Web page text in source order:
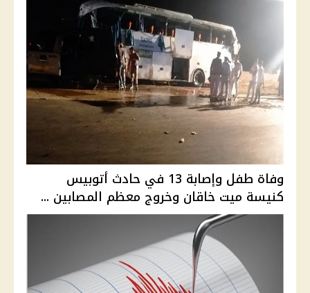
وفاة طفل وإصابة 13 في حادث أتوبيس
كنيسة ميت خاقان وخروج معظم المصابين ...